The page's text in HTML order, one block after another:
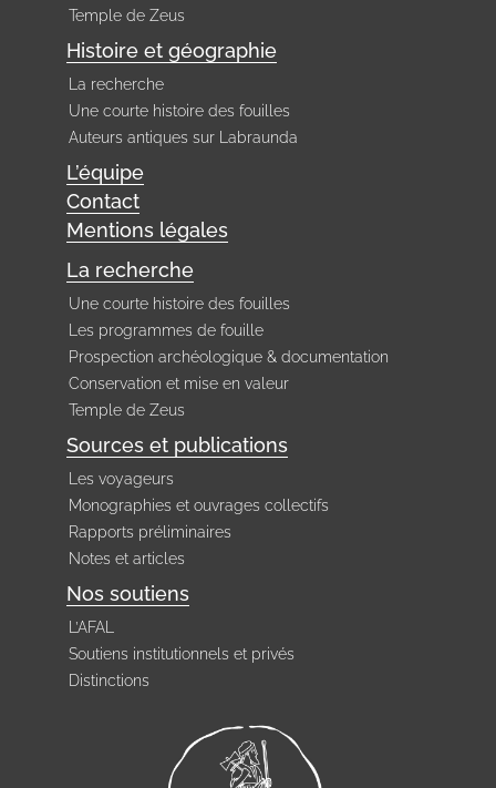
Temple de Zeus
Histoire et géographie
La recherche
Une courte histoire des fouilles
Auteurs antiques sur Labraunda
L’équipe
Contact
Mentions légales
La recherche
Une courte histoire des fouilles
Les programmes de fouille
Prospection archéologique & documentation
Conservation et mise en valeur
Temple de Zeus
Sources et publications
Les voyageurs
Monographies et ouvrages collectifs
Rapports préliminaires
Notes et articles
Nos soutiens
L’AFAL
Soutiens institutionnels et privés
Distinctions